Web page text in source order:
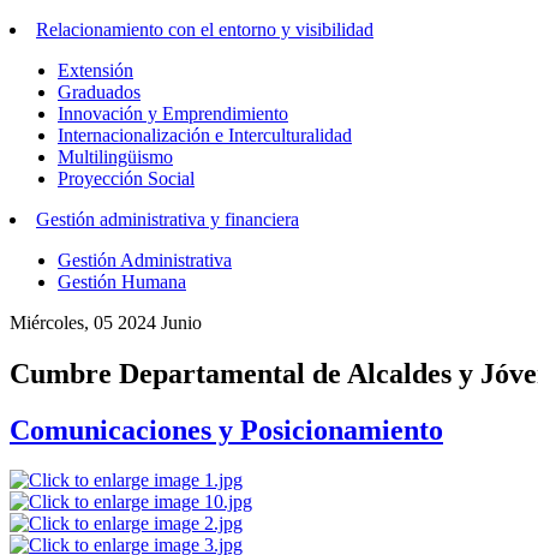
Relacionamiento con el entorno y visibilidad
Extensión
Graduados
Innovación y Emprendimiento
Internacionalización e Interculturalidad
Multilingüismo
Proyección Social
Gestión administrativa y financiera
Gestión Administrativa
Gestión Humana
Miércoles, 05 2024 Junio
Cumbre Departamental de Alcaldes y
Comunicaciones y Posicionamiento